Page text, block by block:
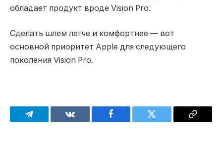
обладает продукт вроде Vision Pro.
Сделать шлем легче и комфортнее — вот
основной приоритет Apple для следующего
поколения Vision Pro.
Telegram VKontakteFacebook Twitter
Copy